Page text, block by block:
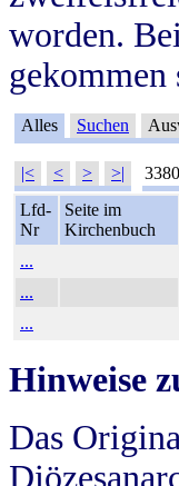
worden.
Alles Suchen
|< < > >|
Lfd-
Nr
Seite im
Kirchenbuch
...
...
...
Hinweise
Das